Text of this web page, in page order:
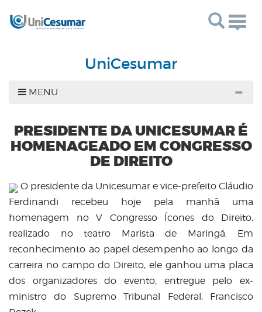
UniCesumar
MENU
PRESIDENTE DA UNICESUMAR É
HOMENAGEADO EM CONGRESSO
DE DIREITO
O presidente da Unicesumar e vice-prefeito Cláudio
Ferdinandi recebeu hoje pela manhã uma
homenagem no V Congresso Ícones do Direito,
realizado no teatro Marista de Maringá. Em
reconhecimento ao papel desempenho ao longo da
carreira no campo do Direito, ele ganhou uma placa
dos organizadores do evento, entregue pelo ex-
ministro do Supremo Tribunal Federal, Francisco